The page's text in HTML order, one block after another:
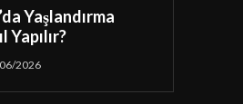
Yaşlandırma
Yapılır?
2026